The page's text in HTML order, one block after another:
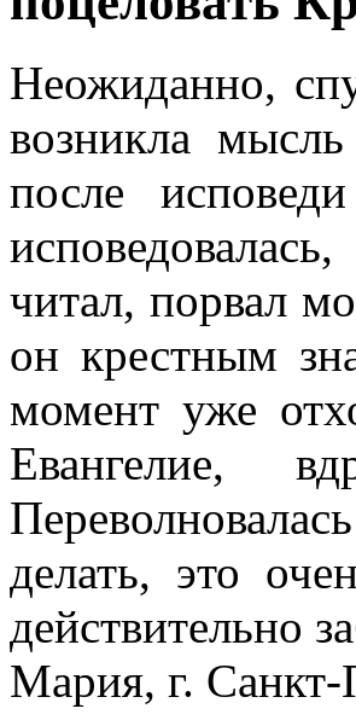
Неожиданно,
возникла
после
читал, порвал
он крестным
момент уже
Евангелие,
делать, это
действительно
Мария, г. Санкт-